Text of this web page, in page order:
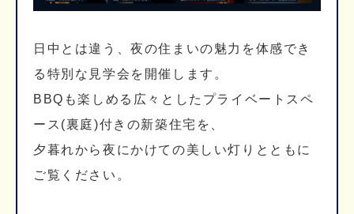
日中とは違う、夜の住まいの魅力を体感でき
る特別な見学会を開催します。
BBQも楽しめる広々としたプライベートスペ
ース(裏庭)付きの新築住宅を、
夕暮れから夜にかけての美しい灯りとともに
ご覧ください。